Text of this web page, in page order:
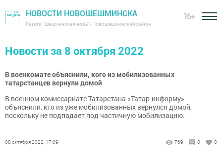
НОВОСТИ НОВОШЕШМИНСКА
Газета "Шешминская новь" - Новошешминский район
16+
Новости за 8 октября 2022
В военкомате объяснили, кого из мобилизованных
татарстанцев вернули домой
В военном комиссариате Татарстана «Татар-информу»
объяснили, кто из уже мобилизованных вернулся домой,
поскольку не подпадает под частичную мобилизацию.
08 октября 2022, 17:09 769 0 0